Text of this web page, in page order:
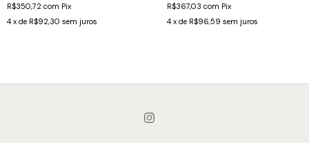
R$350,72 com Pix
4 x de R$92,30 sem juros
R$367,03 com Pix
4 x de R$96,59 sem juros